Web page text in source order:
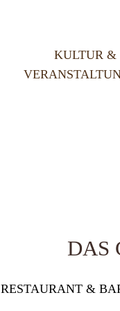
KULTUR &
DAS
RESTAURANT &